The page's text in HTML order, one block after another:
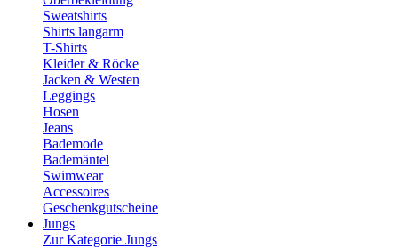
Sweatshirts
Shirts langarm
T-Shirts
Kleider & Röcke
Jacken & Westen
Leggings
Hosen
Jeans
Bademode
Bademäntel
Swimwear
Accessoires
Geschenkgutscheine
Jungs
Zur Kategorie Jungs